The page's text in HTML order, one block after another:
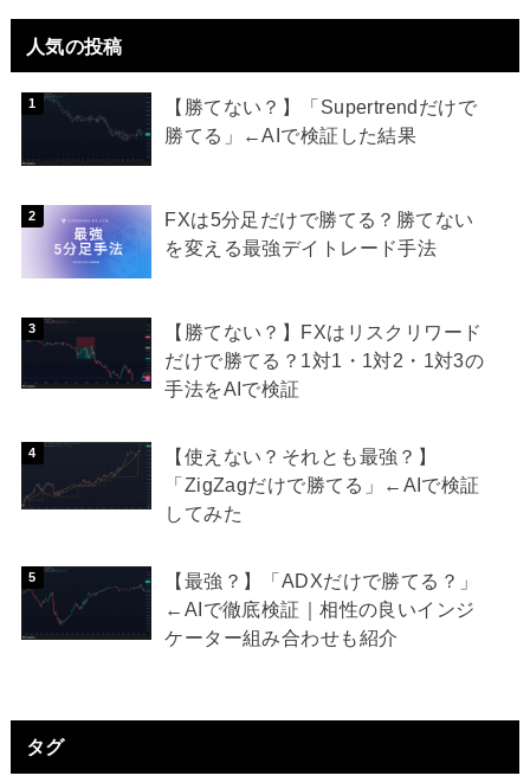
人気の投稿
【勝てない？】「Supertrendだけで
勝てる」←AIで検証した結果
FXは5分足だけで勝てる？勝てない
を変える最強デイトレード手法
【勝てない？】FXはリスクリワード
だけで勝てる？1対1・1対2・1対3の
手法をAIで検証
【使えない？それとも最強？】
「ZigZagだけで勝てる」←AIで検証
してみた
【最強？】「ADXだけで勝てる？」
←AIで徹底検証｜相性の良いインジ
ケーター組み合わせも紹介
タグ